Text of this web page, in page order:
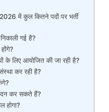
2026 में कुल कितने पदों पर भर्ती
गई है?
के लिए आयोजित की जा रही है?
कर रही है?
कर सकते हैं?
होगा?